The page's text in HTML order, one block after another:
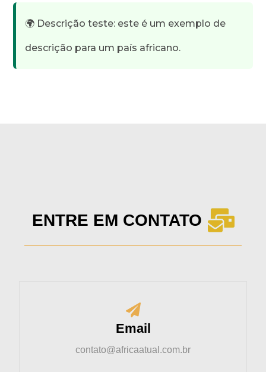
🌍 Descrição teste: este é um exemplo de
descrição para um país africano.
ENTRE EM CONTATO
Email
contato@africaatual.com.br